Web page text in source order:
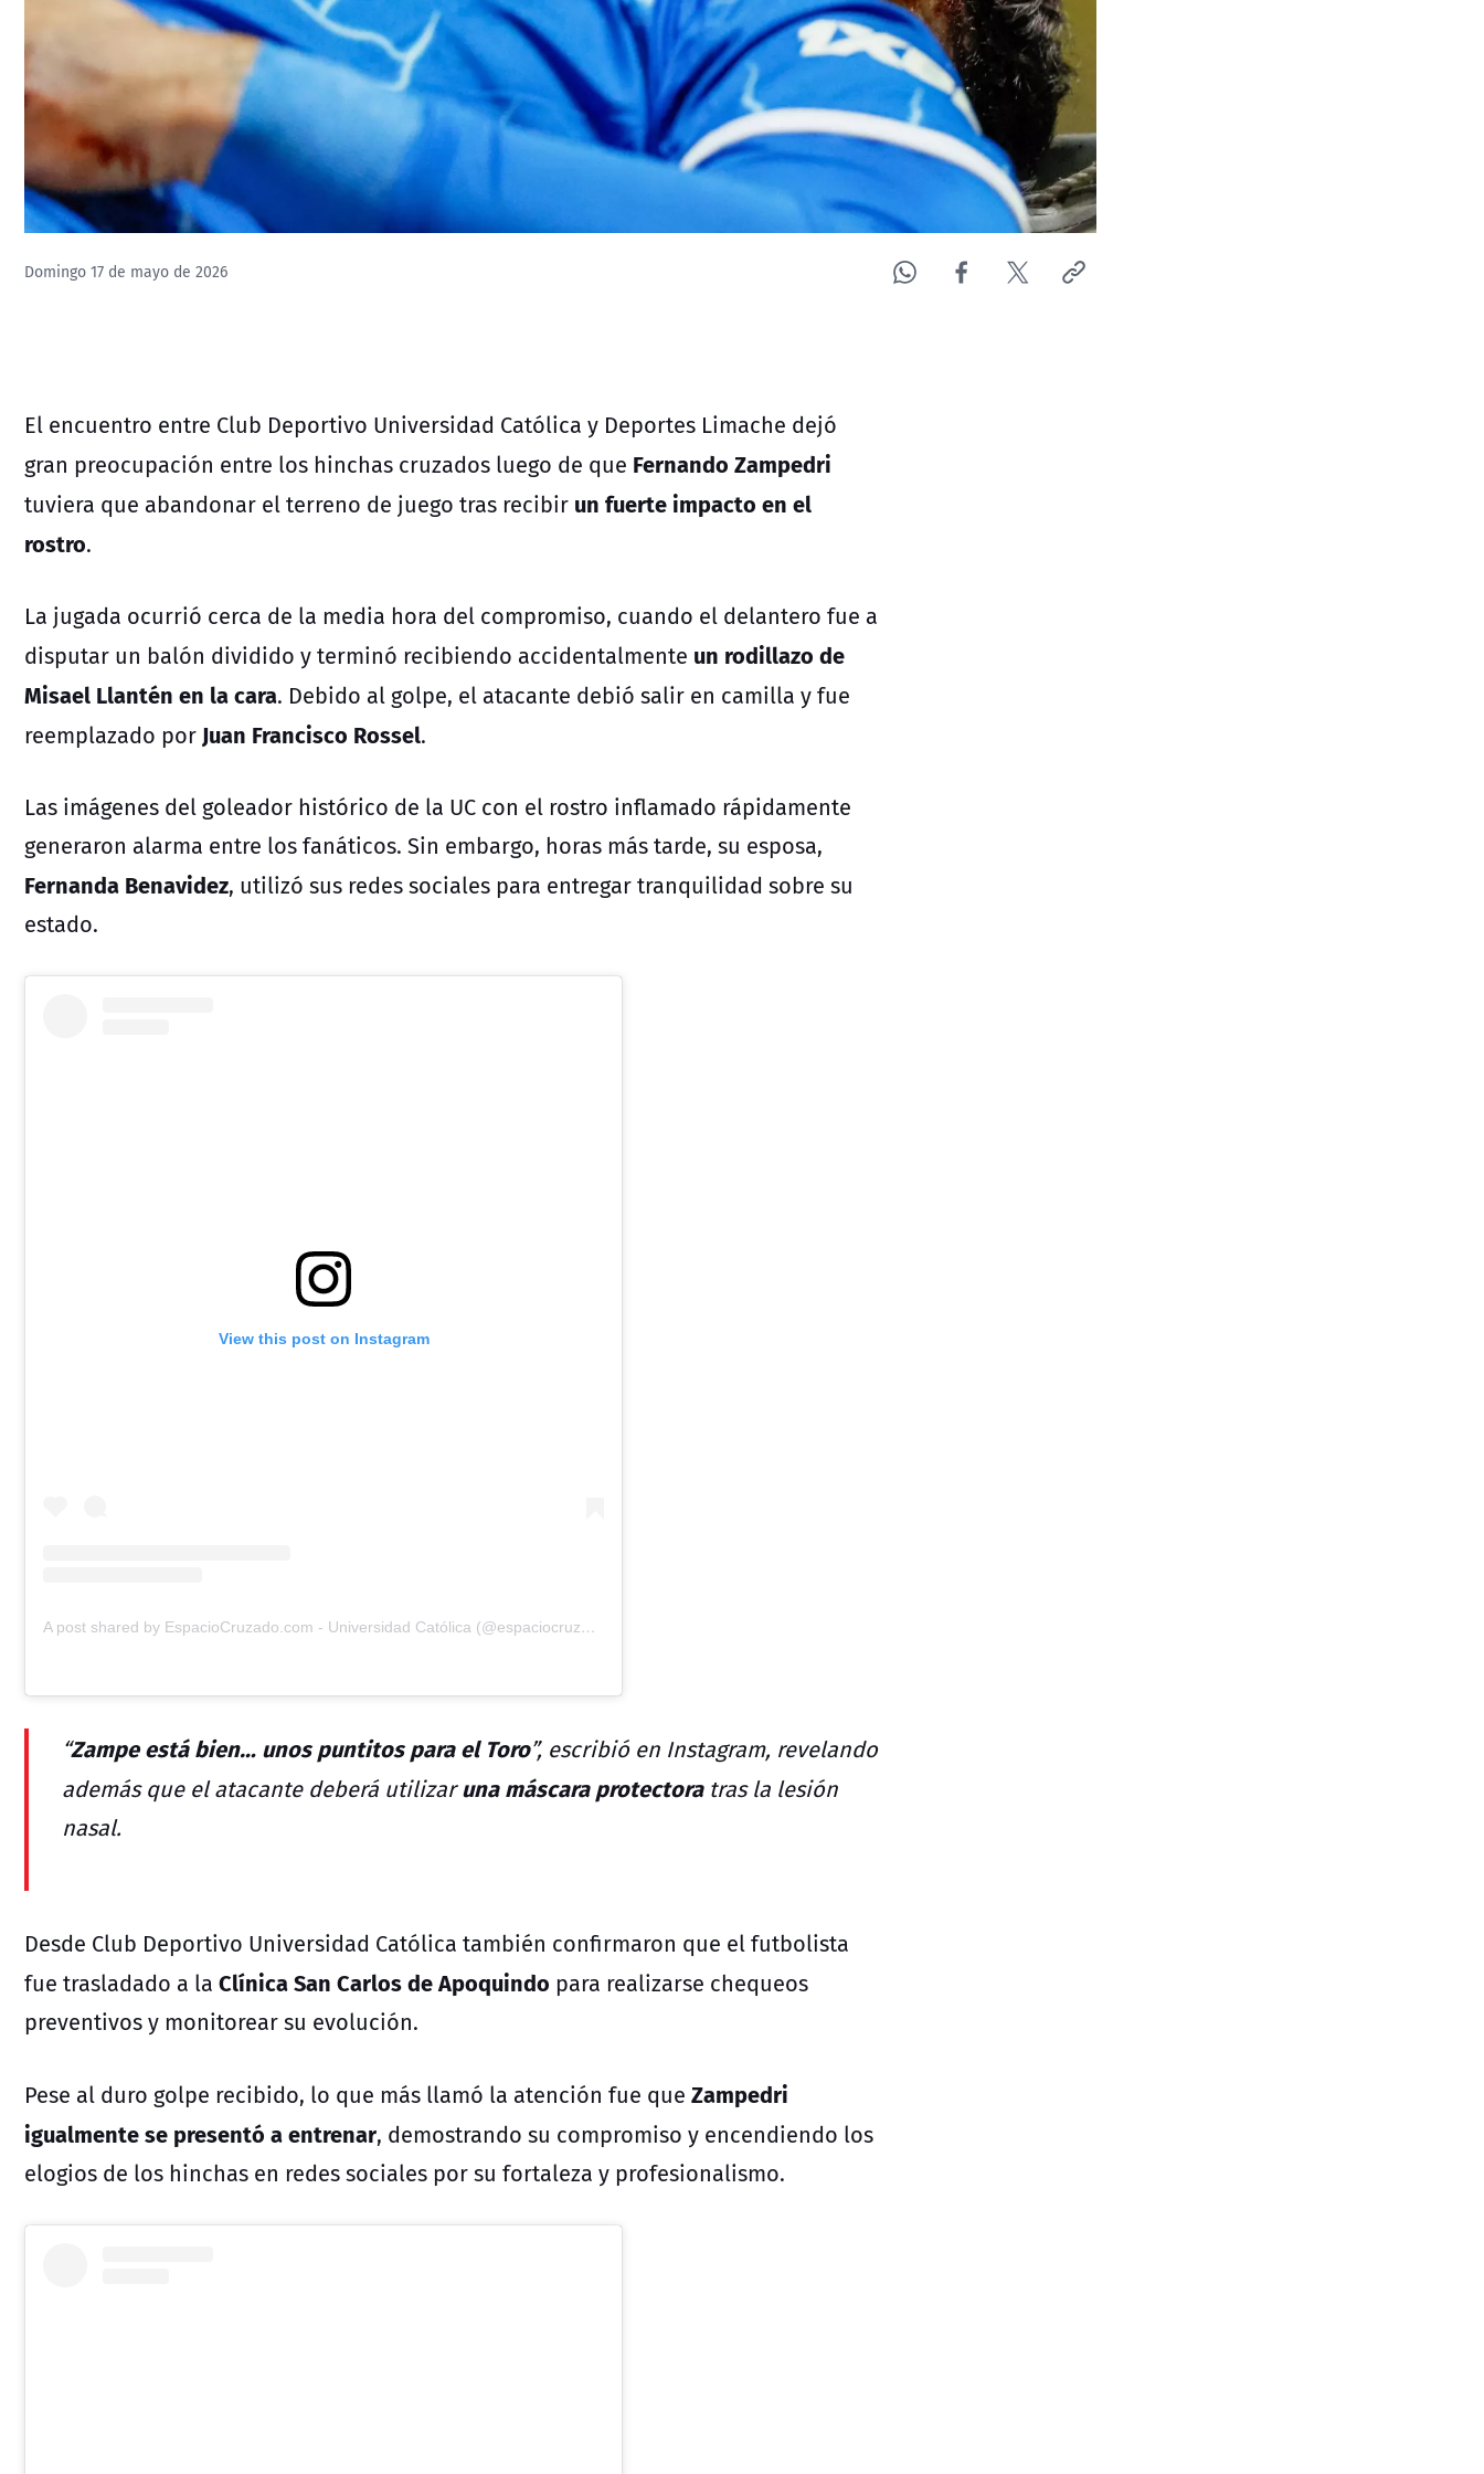
Domingo 17 de mayo de 2026
El encuentro entre Club Deportivo Universidad Católica y Deportes Limache dejó
gran preocupación entre los hinchas cruzados luego de que Fernando Zampedri
tuviera que abandonar el terreno de juego tras recibir un fuerte impacto en el
rostro.
La jugada ocurrió cerca de la media hora del compromiso, cuando el delantero fue a
disputar un balón dividido y terminó recibiendo accidentalmente un rodillazo de
Misael Llantén en la cara. Debido al golpe, el atacante debió salir en camilla y fue
reemplazado por Juan Francisco Rossel.
Las imágenes del goleador histórico de la UC con el rostro inflamado rápidamente
generaron alarma entre los fanáticos. Sin embargo, horas más tarde, su esposa,
Fernanda Benavidez, utilizó sus redes sociales para entregar tranquilidad sobre su
estado.
View this post on Instagram
A post shared by EspacioCruzado.com - Universidad Católica (@espaciocruzadocom)
“Zampe está bien… unos puntitos para el Toro”, escribió en Instagram, revelando
además que el atacante deberá utilizaruna máscara protectoratras la lesión
nasal.
Desde Club Deportivo Universidad Católica también confirmaron que el futbolista
fue trasladado a la Clínica San Carlos de Apoquindo para realizarse chequeos
preventivos y monitorear su evolución.
Pese al duro golpe recibido, lo que más llamó la atención fue que Zampedri
igualmente se presentó a entrenar, demostrando su compromiso y encendiendo los
elogios de los hinchas en redes sociales por su fortaleza y profesionalismo.